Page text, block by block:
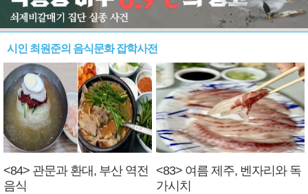
시인 최원준의 음식문화 잡학사전
<84> 관문과 환대, 부산 역전
음식
<83> 여름 제주, 벤자리와 독
가시치